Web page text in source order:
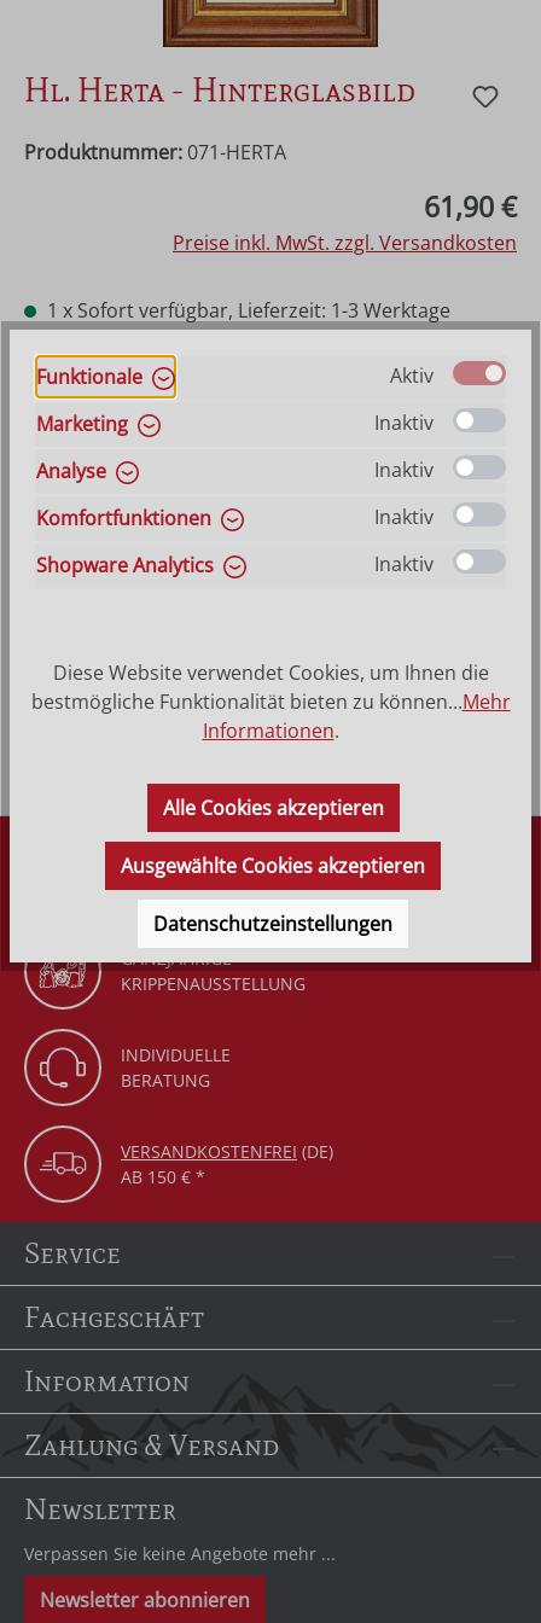
Hl. Herta - Hinterglasbild
Produktnummer: 071-HERTA
61,90 €
Preise inkl. MwSt. zzgl. Versandkosten
1 x Sofort verfügbar, Lieferzeit: 1-3 Werktage
2026
Produkt Anzahl: Gib den gewünschten
VERSANDKOSTENFREI (DE) AB 150,-*
Heilige Herta - Hinterglasbild, Patronatsbild,
Namenspatron mit Heiligenname, Hinterglasmalerei
Rahmen aus Echtholz –… Mehr
DÜRR KRIPPEN
SEIT 1977
GANZJÄHRIGE
KRIPPENAUSSTELLUNG
INDIVIDUELLE
BERATUNG
VERSANDKOSTENFREI (DE)
AB 150 € *
Service
Fachgeschäft
Information
Zahlung & Versand
Newsletter
Verpassen Sie keine Angebote mehr ...
Newsletter abonnieren
Funktionale
Aktiv
Marketing
Inaktiv
Analyse
Inaktiv
Komfortfunktionen
Inaktiv
Shopware Analytics
Inaktiv
Diese Website verwendet Cookies, um Ihnen die
bestmögliche Funktionalität bieten zu können...Mehr
Informationen.
Alle Cookies akzeptieren
Ausgewählte Cookies akzeptieren
Datenschutzeinstellungen